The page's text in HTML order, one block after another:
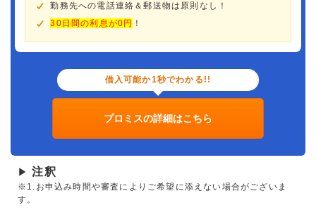
勤務先への電話連絡＆郵送物は原則なし！
30日間の利息が0円 ！
借入可能か1秒でわかる!!
プロミスの詳細はこちら
▶ 注釈
※1.お申込み時間や審査によりご希望に添えない場合がございま
す。